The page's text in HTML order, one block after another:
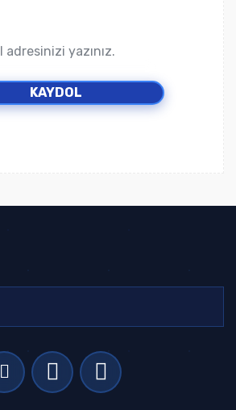
KAYDOL